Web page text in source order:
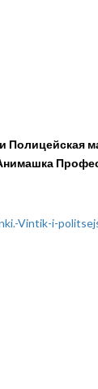
Полицейская